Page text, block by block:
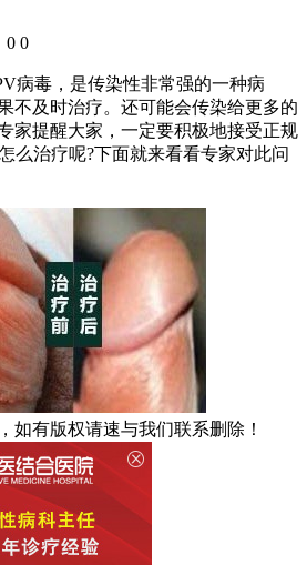
0 0
病毒，是传染性非常强的一种病
不及时治疗。还可能会传染给更多的
家提醒大家，一定要积极地接受正规
么治疗呢?下面就来看看专家对此问
如有版权请速与我们联系删除！